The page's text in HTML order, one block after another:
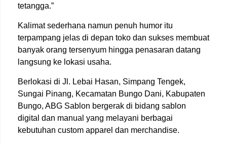
tetangga.”
Kalimat sederhana namun penuh humor itu
terpampang jelas di depan toko dan sukses membuat
banyak orang tersenyum hingga penasaran datang
langsung ke lokasi usaha.
Berlokasi di Jl. Lebai Hasan, Simpang Tengek,
Sungai Pinang, Kecamatan Bungo Dani, Kabupaten
Bungo, ABG Sablon bergerak di bidang sablon
digital dan manual yang melayani berbagai
kebutuhan custom apparel dan merchandise.